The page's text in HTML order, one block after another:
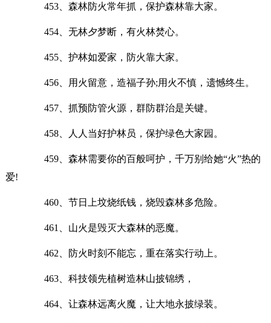
453、森林防火常年抓，保护森林靠大家。
454、无林夕梦断，有火林焚心。
455、护林如爱家，防火靠大家。
456、用火留意，造福子孙;用火不慎，遗憾终生。
457、抓预防管火源，群防群治是关键。
458、人人当好护林员，保护绿色大家园。
459、森林需要你的百般呵护，千万别给她“火”热的
爱!
460、节日上坟烧纸钱，烧毁森林多危险。
461、山火是毁灭大森林的恶魔。
462、防火时刻不能忘，重在落实行动上。
463、科技领先植树造林山披锦绣，
464、让森林远离火魔，让大地永披绿装。